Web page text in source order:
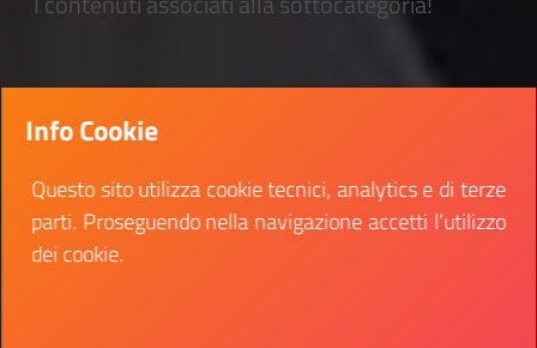
Info Cookie
Questo sito utilizza cookie tecnici, analytics e di terze
parti. Proseguendo nella navigazione accetti l’utilizzo
dei cookie.